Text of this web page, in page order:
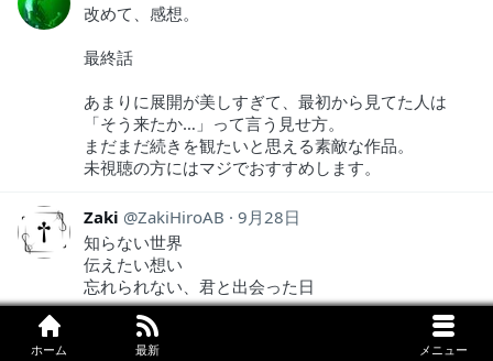
ホーム 最新 メニュー
改めて、感想。
最終話
あまりに展開が美しすぎて、最初から見てた人は
「そう来たか…」って言う見せ方。
まだまだ続きを観たいと思える素敵な作品。
未視聴の方にはマジでおすすめします。
Zaki ZakiHiroAB
9月28日
知らない世界
伝えたい想い
忘れられない、君と出会った日
窓の向こう側
温かい雰囲気